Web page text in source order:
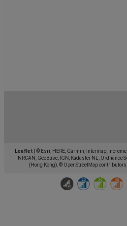
Leaflet
© Esri, HERE, Garmin, Intermap,
NRCAN, GeoBase, IGN, Kadaster NL, Ordnance
(Hong Kong), © OpenStreetMap